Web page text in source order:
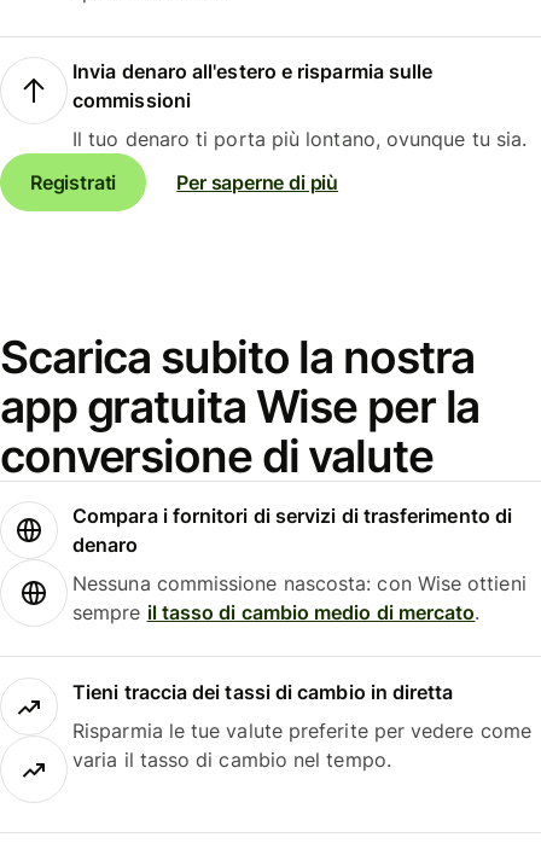
Invia denaro all'estero e risparmia sulle
commissioni
Il tuo denaro ti porta più lontano, ovunque tu sia.
Registrati
Per saperne di più
Scarica subito la nostra
app gratuita Wise per la
conversione di valute
Compara i fornitori di servizi di trasferimento di
denaro
Nessuna commissione nascosta: con Wise ottieni
sempre il tasso di cambio medio di mercato.
Tieni traccia dei tassi di cambio in diretta
Risparmia le tue valute preferite per vedere come
varia il tasso di cambio nel tempo.